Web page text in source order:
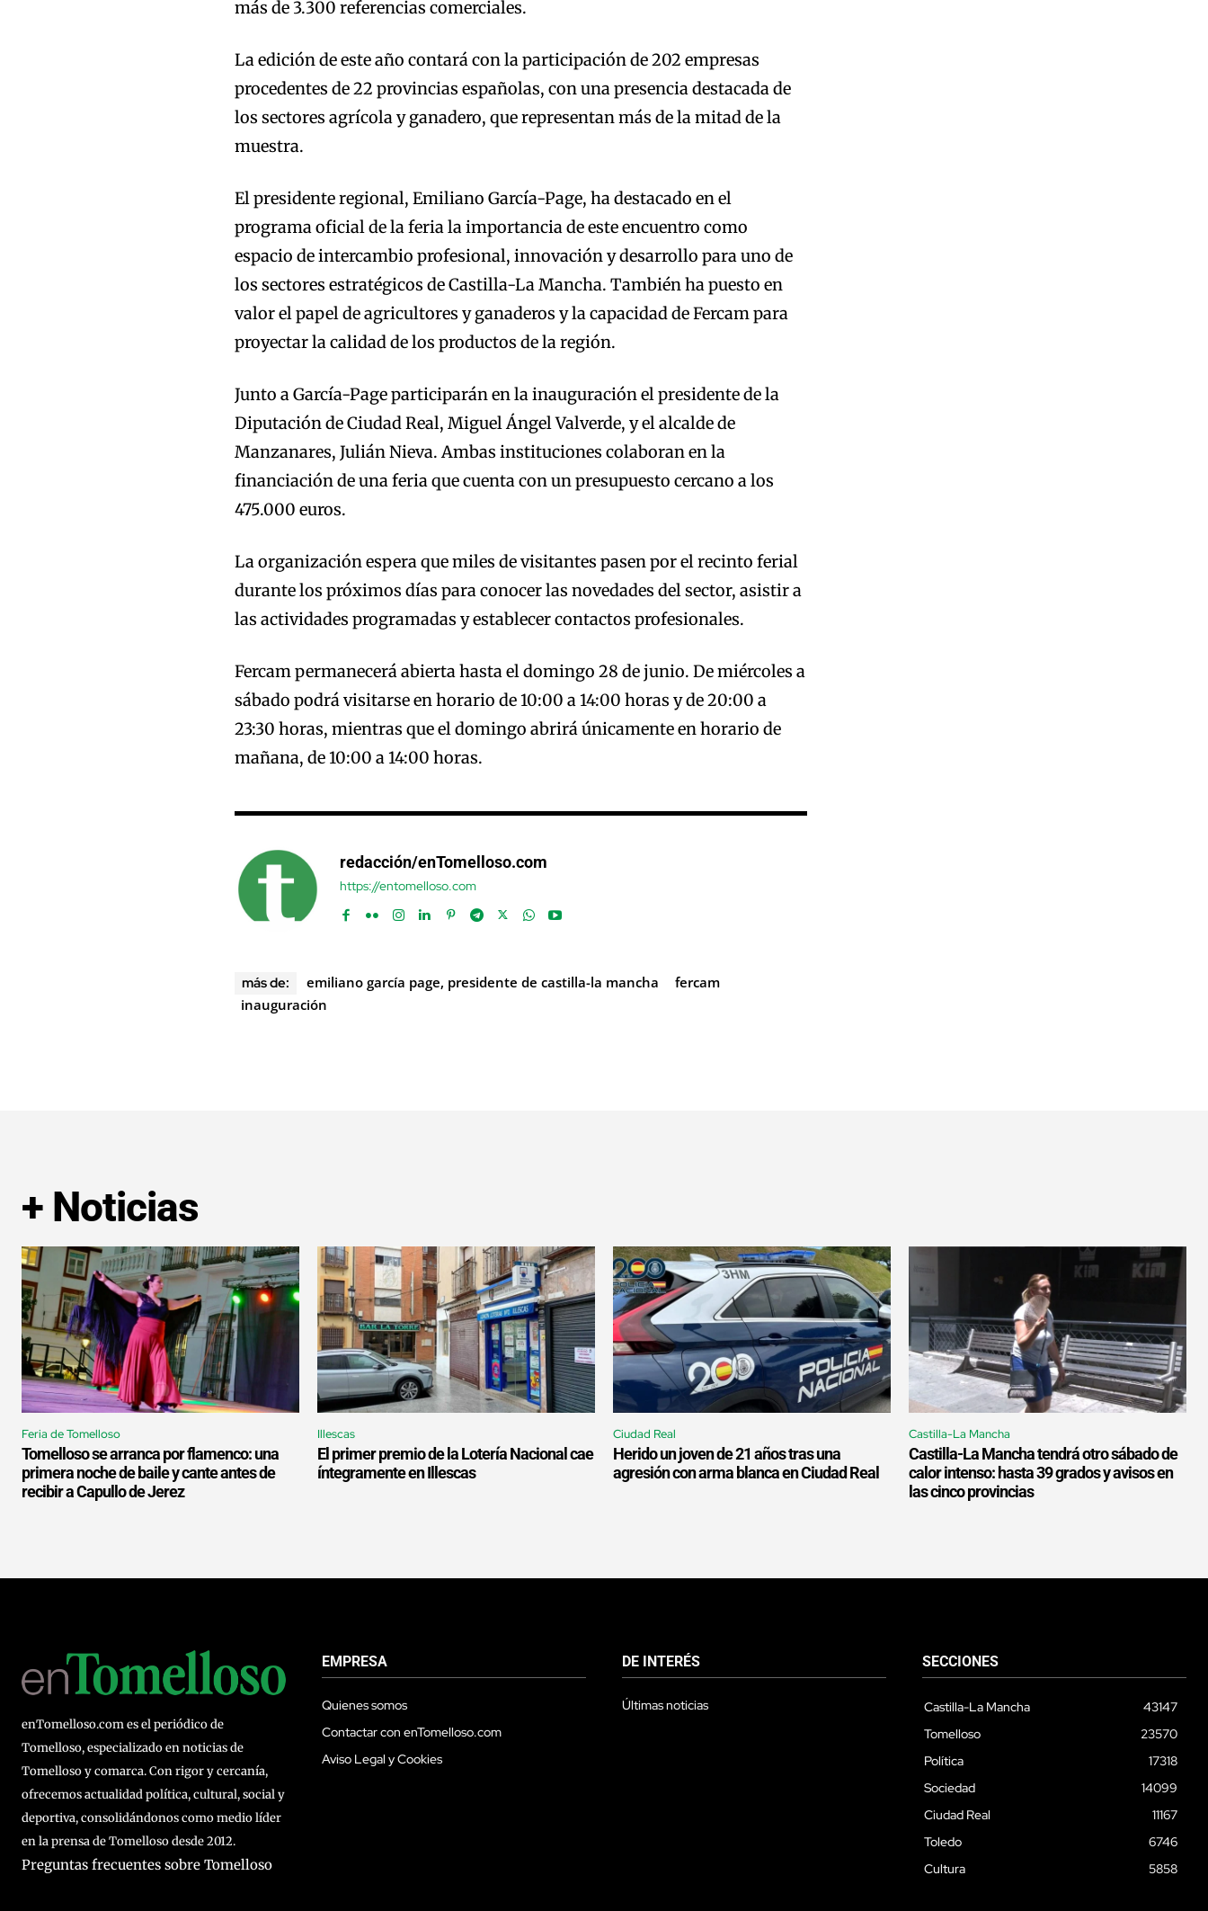
más de 3.300 referencias comerciales.
La edición de este año contará con la participación de 202 empresas
procedentes de 22 provincias españolas, con una presencia destacada de
los sectores agrícola y ganadero, que representan más de la mitad de la
muestra.
El presidente regional, Emiliano García-Page, ha destacado en el
programa oficial de la feria la importancia de este encuentro como
espacio de intercambio profesional, innovación y desarrollo para uno de
los sectores estratégicos de Castilla-La Mancha. También ha puesto en
valor el papel de agricultores y ganaderos y la capacidad de Fercam para
proyectar la calidad de los productos de la región.
Junto a García-Page participarán en la inauguración el presidente de la
Diputación de Ciudad Real, Miguel Ángel Valverde, y el alcalde de
Manzanares, Julián Nieva. Ambas instituciones colaboran en la
financiación de una feria que cuenta con un presupuesto cercano a los
475.000 euros.
La organización espera que miles de visitantes pasen por el recinto ferial
durante los próximos días para conocer las novedades del sector, asistir a
las actividades programadas y establecer contactos profesionales.
Fercam permanecerá abierta hasta el domingo 28 de junio. De miércoles a
sábado podrá visitarse en horario de 10:00 a 14:00 horas y de 20:00 a
23:30 horas, mientras que el domingo abrirá únicamente en horario de
mañana, de 10:00 a 14:00 horas.
redacción/enTomelloso.com
https://entomelloso.com
más de: emiliano garcía page, presidente de castilla-la mancha
fercam
inauguración
+ Noticias
Feria de Tomelloso
Tomelloso se arranca por flamenco: una
primera noche de baile y cante antes de
recibir a Capullo de Jerez
Illescas
El primer premio de la Lotería Nacional cae
íntegramente en Illescas
Ciudad Real
Herido un joven de 21 años tras una
agresión con arma blanca en Ciudad Real
Castilla-La Mancha
Castilla-La Mancha tendrá otro sábado de
calor intenso: hasta 39 grados y avisos en
las cinco provincias
enTomelloso.com es el periódico de
Tomelloso, especializado en noticias de
Tomelloso y comarca. Con rigor y cercanía,
ofrecemos actualidad política, cultural, social y
deportiva, consolidándonos como medio líder
en la prensa de Tomelloso desde 2012.
Preguntas frecuentes sobre Tomelloso
EMPRESA
Quienes somos
Contactar con enTomelloso.com
Aviso Legal y Cookies
DE INTERÉS
Últimas noticias
SECCIONES
Castilla-La Mancha
43147
Tomelloso
23570
Política
17318
Sociedad
14099
Ciudad Real
11167
Toledo
6746
Cultura
5858